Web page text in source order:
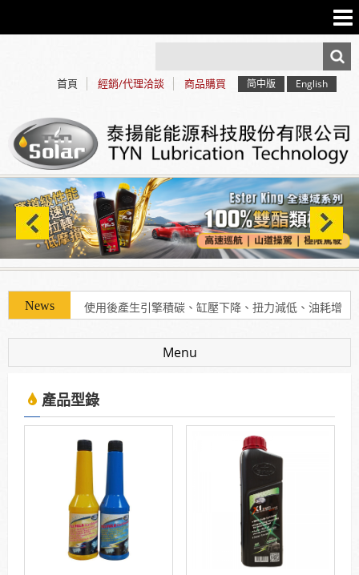
首頁 經銷/代理洽談 商品購買 简中版 English
使用後產生引擎積碳、缸壓下降、扭力減低、油耗增
加等現象
2025年7月13日受KBS京都電視台邀請採訪，廣受日
使用「泰揚能 Solar 索爾機油」可有效解決車輛經年
使用後產生引擎積碳、缸壓下降、扭力減低、油耗增
2025年7月13日受KBS京都電視台邀請採訪，廣受日
本當地通路詢問洽談進駐。
Menu
產品型錄